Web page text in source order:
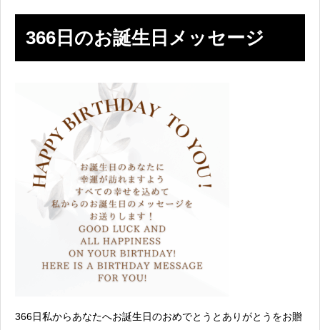
366日のお誕生日メッセージ
366日私からあなたへお誕生日のおめでとうとありがとうをお贈